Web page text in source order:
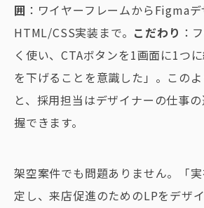
囲 ：ワイヤーフレームからFigmaデ
HTML/CSS実装まで。 こだわり ：
く使い、CTAボタンを1画面に1つ
を下げることを意識した」。この
と、採用担当はデザイナーの仕事
握できます。
架空案件でも問題ありません。「
定し、来店促進のためのLPをデザ